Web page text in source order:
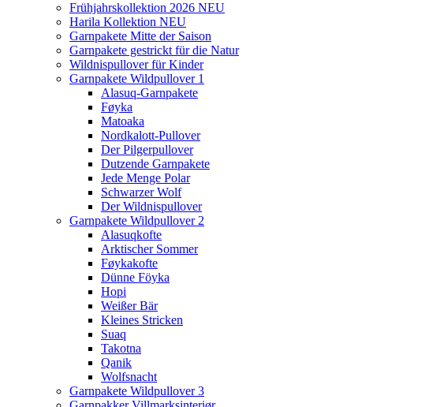
Frühjahrskollektion 2026 NEU
Harila Kollektion NEU
Garnpakete Mitte der Saison
Garnpakete gestrickt für die Natur
Wildnispullover für Kinder
Garnpakete Wildpullover 1
Alasuq-Garnpakete
Føyka
Matoaka
Nordkalott-Pullover
Der Pilgerpullover
Dutzende Garnpakete
Jede Menge Polar
Schwarzer Wolf
Der Wildnispullover
Garnpakete Wildpullover 2
Alasuqkofte
Arktischer Sommer
Føykakofte
Dünne Föyka
Hopi
Weißer Bär
Kleines Stricken
Suaq
Takotna
Qanik
Wolfsnacht
Garnpakete Wildpullover 3